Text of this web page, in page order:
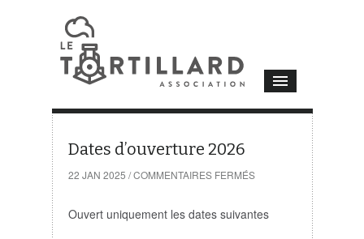
Dates d’ouverture 2026
22 JAN 2025 / COMMENTAIRES FERMÉSSUR
D’OUVERTURE
2026
Ouvert uniquement les dates suivantes